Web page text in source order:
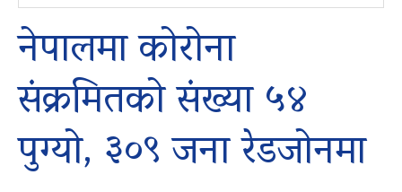
नेपालमा कोरोना
संक्रमितको संख्या ५४
पुग्यो, ३०९ जना रेडजोनमा